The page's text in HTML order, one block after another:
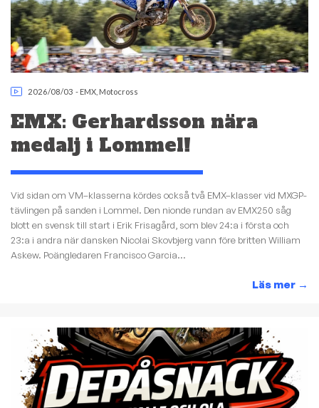
2026/08/03 - EMX Motocross
EMX: Gerhardsson nära
medalj i Lommel!
Vid sidan om VM–klasserna kördes också två EMX–klasser vid MXGP-
tävlingen på sanden i Lommel. Den nionde rundan av EMX250 såg
blott en svensk till start i Erik Frisagård, som blev 24:a i första och
23:a i andra när dansken Nicolai Skovbjerg vann före britten William
Askew. Poängledaren Francisco Garcia...
Läs mer →